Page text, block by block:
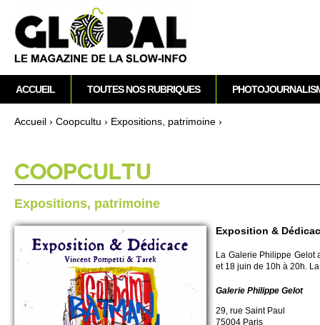
Accueil › Co­opcultu › Expo­si­ti­ons, patri­moine ›
CO­OPCULTU
Expo­si­ti­ons, patri­moine
Exposition &
La Galerie Phi­lippe Gelot
et 18 juin de 10h à 20h.
Galerie Phi­lippe Gelot
29, rue Saint Paul
75004 Paris
M
e
n
r
i
n
i
p
a
ACCUEIL TOUTES NOS RUBRIQUES